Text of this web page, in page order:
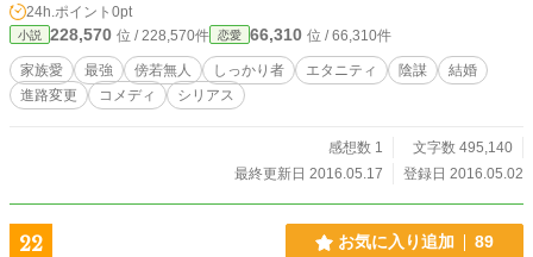
24h.ポイント 0pt
小説 228,570 位 / 228,570件 恋愛 66,310 位 / 66,310件
家族愛 最強 傍若無人 しっかり者 エタニティ 陰謀
結婚
進路変更
コメディ シリアス
感想数 1
文字数 495,140
最終更新日 2016.05.17
登録日 2016.05.02
22 お気に入り追加 89